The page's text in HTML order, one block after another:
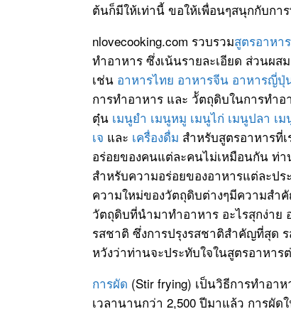
ต้นก็มีให้เท่านี้ ขอให้เพื่อนๆสนุกกับกา
nlovecooking.com รวบรวมสูตรอาหาร
ทำอาหาร ซึ่งเน้นรายละเอียด ส่วนผส
เช่น อาหารไทย อาหารจีน อาหารญี่ปุ่
การทำอาหาร และ วััตถุดิบในการทำอ
ตุ๋น เมนูยำ เมนูหมู เมนูไก่ เมนูปลา เม
เจ และ เครื่องดื่ม สำหรับสูตรอาหารที่
อร่อยของคนแต่ละคนไม่เหมือนกัน ท่า
สำหรับความอร่อยของอาหารแต่ละป
ความใหม่ของวัตถุดิบต่างๆมีความสำ
วัตถุดิบที่นำมาทำอาหาร อะไรสุกง่าย
รสชาติ ซึ่งการปรุงรสชาติสำคัญที่สุด
หวังว่าท่านจะประทับใจในสูตรอาหาร
การผัด (Stir frying) เป็นวิธีการทำอา
เวลานานกว่า 2,500 ปีมาแล้ว การผั